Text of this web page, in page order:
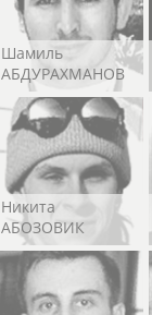
Шамиль
АБДУРАХМАНОВ
Никита
АБОЗОВИК